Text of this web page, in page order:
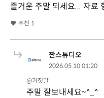
즐거운 주말 되세요... 자료
추천 1
짠스튜디오
2026.05.10 01:20
@거짓말
주말 잘보내세요~^_^